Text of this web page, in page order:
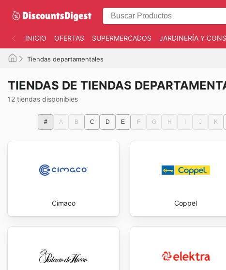
INICIO OFERTAS SUPERMERCADOS JARDINERÍA Y
Tiendas departamentales
TIENDAS DE TIENDAS
12 tiendas disponibles
# A B C D E F G H J K
Cimaco Coppel